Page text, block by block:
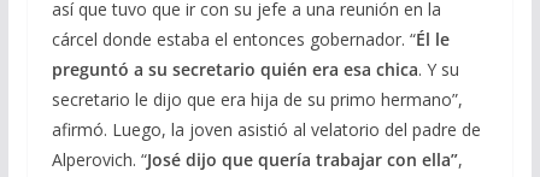
así que tuvo que ir con su jefe a una reunión en la
cárcel donde estaba el entonces gobernador. “Él le
preguntó a su secretario quién era esa chica. Y su
secretario le dijo que era hija de su primo hermano”,
afirmó. Luego, la joven asistió al velatorio del padre de
Alperovich. “José dijo que quería trabajar con ella”,